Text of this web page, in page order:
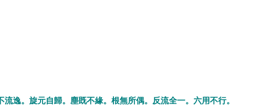
逸。旋元自歸。塵既不緣。根無所偶。反流全一。六用不行。